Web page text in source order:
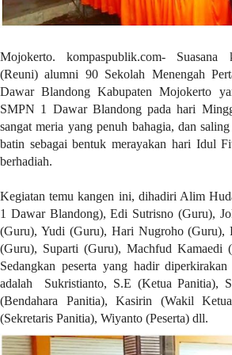
a
s
c
"
p
o
s
t
_
y
p
e
=
"
p
o
s
t
"
Mojokerto. kompaspublik.com- Suasana
(Reuni) alumni 90 Sekolah Menengah
Dawar Blandong Kabupaten Mojokerto
SMPN 1 Dawar Blandong pada hari
sangat meria yang penuh bahagia, dan
batin sebagai bentuk merayakan hari Idul
berhadiah.
Kegiatan temu kangen ini, dihadiri Alim
1 Dawar Blandong), Edi Sutrisno (Guru),
(Guru), Yudi (Guru), Hari Nugroho (Guru),
(Guru), Suparti (Guru), Machfud Kamaedi
Sedangkan peserta yang hadir
adalah Sukristianto, S.E (Ketua Panitia),
(Bendahara Panitia), Kasirin (Wakil
(Sekretaris Panitia), Wiyanto (Peserta) dll.